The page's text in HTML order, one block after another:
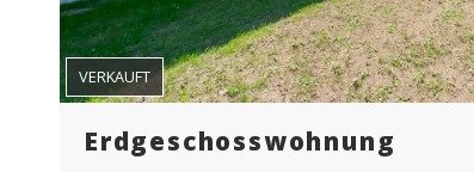
Erdgeschosswohnung
VERKAUFT